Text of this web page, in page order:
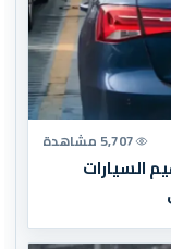
5,707 مشاهدة
السيارات